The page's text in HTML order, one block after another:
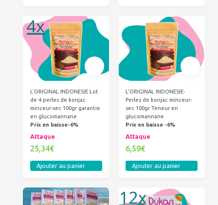
L'ORIGINAL INDONESIE Lot
de 4 perles de konjac
minceur-sec 100gr garantie
en glucomannane
Prix en baisse-6%
Attaque
25,34€
Ajouter au panier
L'ORIGINAL INDONESIE-
Perles de konjac minceur-
sec 100gr Teneur en
glucomannane
Prix en baisse -6%
Attaque
6,59€
Ajouter au panier